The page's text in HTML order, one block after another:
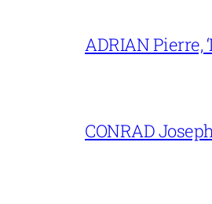
ADRIAN Pierre,
CONRAD